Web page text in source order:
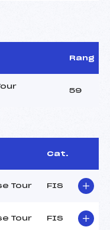
Rang
59
Cat.
Tour FIS
Tour FIS